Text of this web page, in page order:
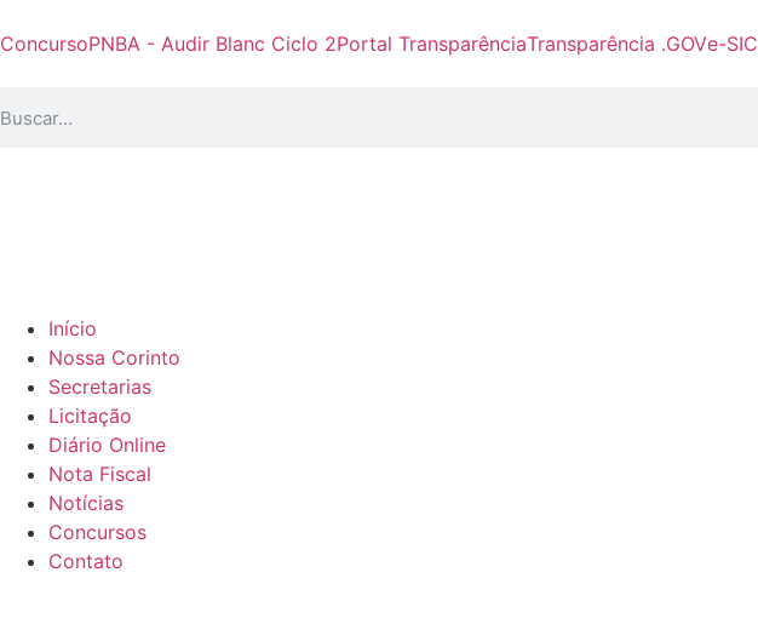
ConcursoPNBA - Audir Blanc Ciclo 2Portal TransparênciaTransparência .GOVe-SIC
Início
Nossa Corinto
Secretarias
Licitação
Diário Online
Nota Fiscal
Notícias
Concursos
Contato